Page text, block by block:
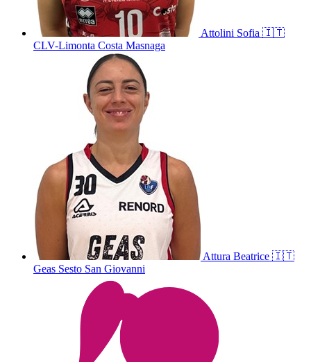
Attolini Sofia 🇮🇹
CLV-Limonta Costa Masnaga
Attura Beatrice 🇮🇹
Geas Sesto San Giovanni